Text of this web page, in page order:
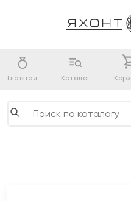
Главная Каталог